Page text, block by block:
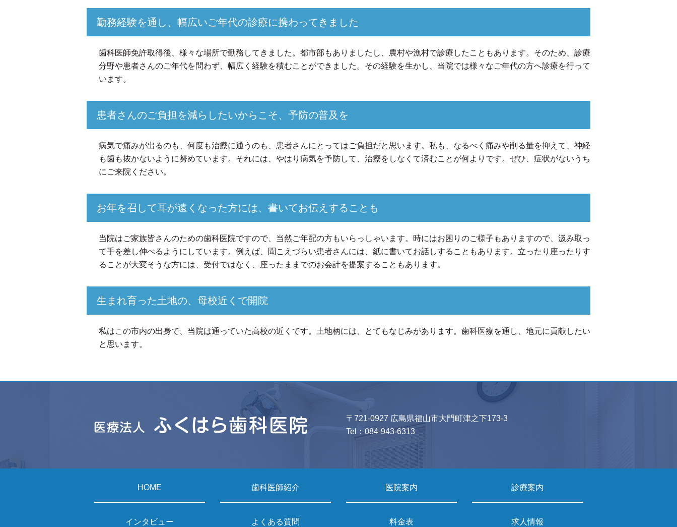
勤務経験を通し、幅広いご年代の診療に携わってきました
歯科医師免許取得後、様々な場所で勤務してきました。都市部もありましたし、農村や漁村で診療したこともあります。そのため、診療
分野や患者さんのご年代を問わず、幅広く経験を積むことができました。その経験を生かし、当院では様々なご年代の方へ診療を行って
います。
患者さんのご負担を減らしたいからこそ、予防の普及を
病気で痛みが出るのも、何度も治療に通うのも、患者さんにとってはご負担だと思います。私も、なるべく痛みや削る量を抑えて、神経
も歯も抜かないように努めています。それには、やはり病気を予防して、治療をしなくて済むことが何よりです。ぜひ、症状がないうち
にご来院ください。
お年を召して耳が遠くなった方には、書いてお伝えすることも
当院はご家族皆さんのための歯科医院ですので、当然ご年配の方もいらっしゃいます。時にはお困りのご様子もありますので、汲み取っ
て手を差し伸べるようにしています。例えば、聞こえづらい患者さんには、紙に書いてお話しすることもあります。立ったり座ったりす
ることが大変そうな方には、受付ではなく、座ったままでのお会計を提案することもあります。
生まれ育った土地の、母校近くで開院
私はこの市内の出身で、当院は通っていた高校の近くです。土地柄には、とてもなじみがあります。歯科医療を通し、地元に貢献したい
と思います。
〒721-0927 広島県福山市大門町津之下173-3
Tel： 084-943-6313
HOME 歯科医師紹介 医院案内 診療案内
インタビュー よくある質問 料金表 求人情報